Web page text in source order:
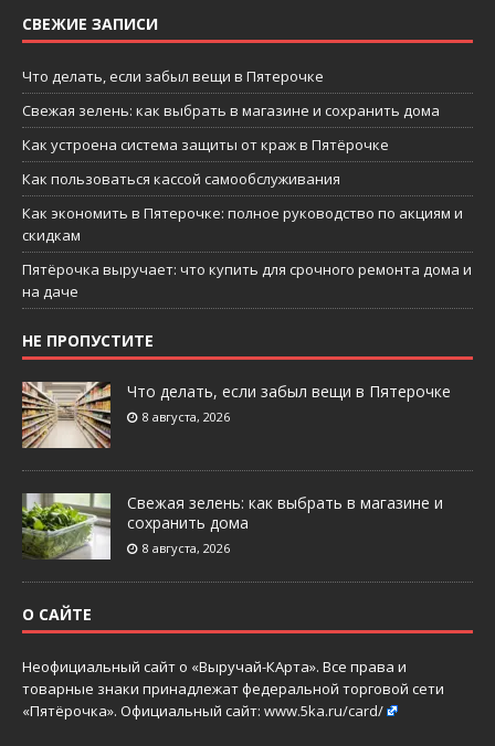
СВЕЖИЕ ЗАПИСИ
Что делать, если забыл вещи в Пятерочке
Свежая зелень: как выбрать в магазине и сохранить дома
Как устроена система защиты от краж в Пятёрочке
Как пользоваться кассой самообслуживания
Как экономить в Пятерочке: полное руководство по акциям и
скидкам
Пятёрочка выручает: что купить для срочного ремонта дома и
на даче
НЕ ПРОПУСТИТЕ
Что делать, если забыл вещи в Пятерочке
8 августа, 2026
Свежая зелень: как выбрать в магазине и
сохранить дома
8 августа, 2026
О САЙТЕ
Неофициальный сайт о «Выручай-КАрта». Все права и
товарные знаки принадлежат федеральной торговой сети
«Пятёрочка». Официальный сайт: www.5ka.ru/card/